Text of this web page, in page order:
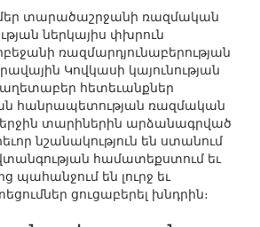
տարածաշրջանի ռազմական
ներկայիս փխրուն
ռազմարդյունաբերության
Կովկասի կայունության
հետեւանքներ
հանրապետության ռազմական
տարիներին արձանագրված
նշանակություն են ստանում
համատեքստում եւ
պահանջում են լուրջ եւ
ցուցաբերել խնդրին։